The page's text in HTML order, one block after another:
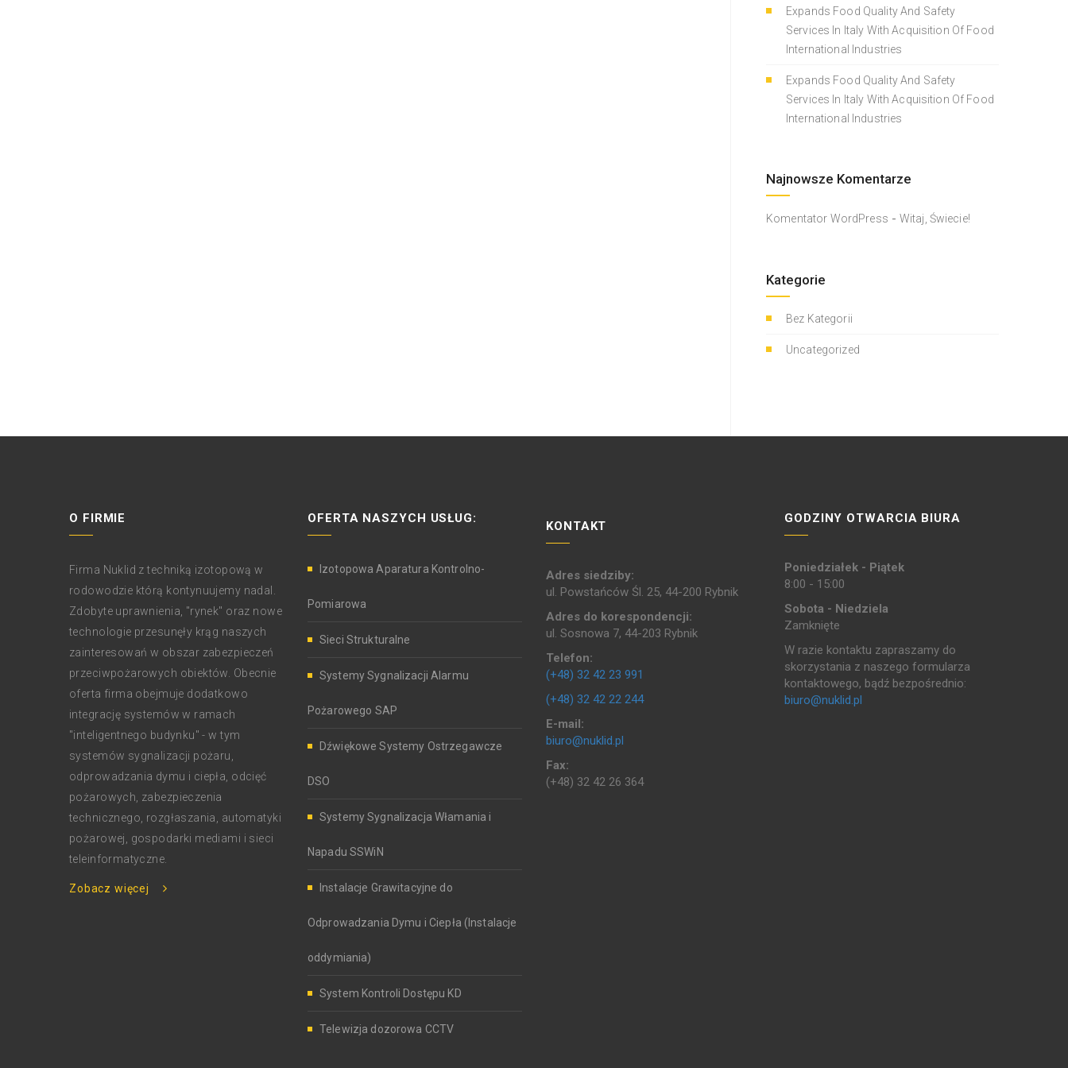
Expands Food Quality And Safety
Services In Italy With Acquisition Of Food
International Industries
Expands Food Quality And Safety
Services In Italy With Acquisition Of Food
International Industries
Najnowsze Komentarze
Komentator WordPress - Witaj, Świecie!
Kategorie
Bez Kategorii
Uncategorized
O FIRMIE
Firma Nuklid z techniką izotopową w
rodowodzie którą kontynuujemy nadal.
Zdobyte uprawnienia, "rynek" oraz nowe
technologie przesunęły krąg naszych
zainteresowań w obszar zabezpieczeń
przeciwpożarowych obiektów. Obecnie
oferta firma obejmuje dodatkowo
integrację systemów w ramach
"inteligentnego budynku" - w tym
systemów sygnalizacji pożaru,
odprowadzania dymu i ciepła, odcięć
pożarowych, zabezpieczenia
technicznego, rozgłaszania, automatyki
pożarowej, gospodarki mediami i sieci
teleinformatyczne.
Zobacz więcej
OFERTA NASZYCH USŁUG:
Izotopowa Aparatura Kontrolno-
Pomiarowa
Sieci Strukturalne
Systemy Sygnalizacji Alarmu
Pożarowego SAP
Dźwiękowe Systemy Ostrzegawcze
DSO
Systemy Sygnalizacja Włamania i
Napadu SSWiN
Instalacje Grawitacyjne do
Odprowadzania Dymu i Ciepła (Instalacje
oddymiania)
System Kontroli Dostępu KD
Telewizja dozorowa CCTV
KONTAKT
Adres siedziby:
ul. Powstańców Śl. 25, 44-200 Rybnik
Adres do korespondencji:
ul. Sosnowa 7, 44-203 Rybnik
Telefon:
(+48) 32 42 23 991
(+48) 32 42 22 244
E-mail:
biuro@nuklid.pl
Fax:
(+48) 32 42 26 364
GODZINY OTWARCIA BIURA
Poniedziałek - Piątek
8:00 - 15:00
Sobota - Niedziela
Zamknięte
W razie kontaktu zapraszamy do
skorzystania z naszego formularza
kontaktowego, bądź bezpośrednio:
biuro@nuklid.pl